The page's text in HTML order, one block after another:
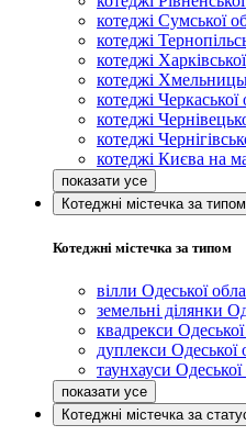
котеджі Сумської
котеджі
котеджі
котеджі
котеджі Черкаської
котеджі
котеджі
котеджі Києва на
Котеджні містечка за типом
Котеджні містечка за типом
вілли Одеської
земельні ділянки
квадрекси
дуплекси Одеської
таунхауси Одеської
Котеджні містечка за